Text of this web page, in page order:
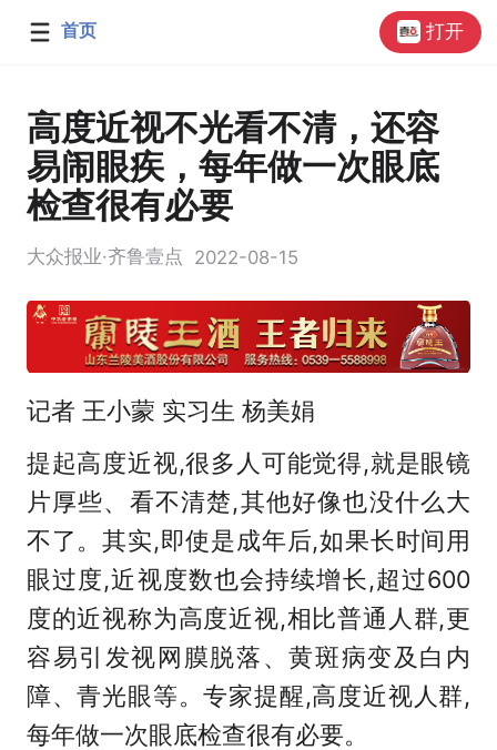
首页 打开
高度近视不光看不清，还容
易闹眼疾，每年做一次眼底
检查很有必要
大众报业·齐鲁壹点 2022-08-15
记者 王小蒙 实习生 杨美娟
提起高度近视,很多人可能觉得,就是眼镜
片厚些、看不清楚,其他好像也没什么大
不了。其实,即使是成年后,如果长时间用
眼过度,近视度数也会持续增长,超过600
度的近视称为高度近视,相比普通人群,更
容易引发视网膜脱落、黄斑病变及白内
障、青光眼等。专家提醒,高度近视人群,
每年做一次眼底检查很有必要。